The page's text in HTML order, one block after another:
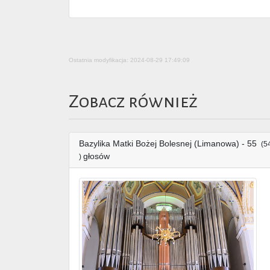
Ostatnia modyfikacja: 2024-08-29 17:49:09
Zobacz również
Bazylika Matki Bożej Bolesnej (Limanowa) - 55
) głosów